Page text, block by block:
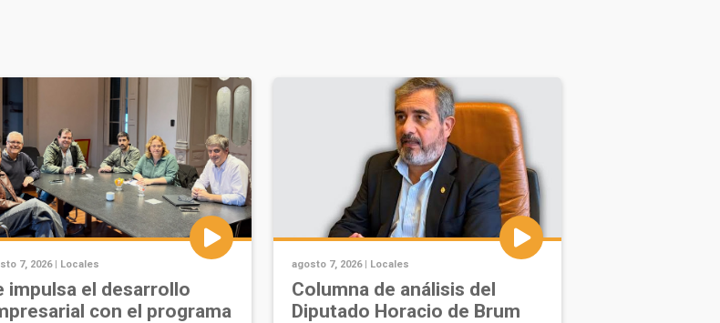
7, 2026 | Locales
impulsa el desarrollo
con el programa
agosto 7, 2026 | Locales
Columna de análisis del
Diputado Horacio de Brum